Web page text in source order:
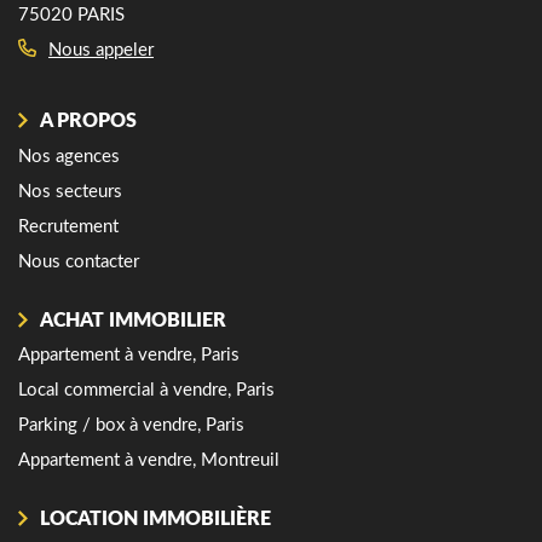
75020 PARIS
Nous appeler
A PROPOS
Nos agences
Nos secteurs
Recrutement
Nous contacter
ACHAT IMMOBILIER
Appartement à vendre, Paris
Local commercial à vendre, Paris
Parking / box à vendre, Paris
Appartement à vendre, Montreuil
LOCATION IMMOBILIÈRE